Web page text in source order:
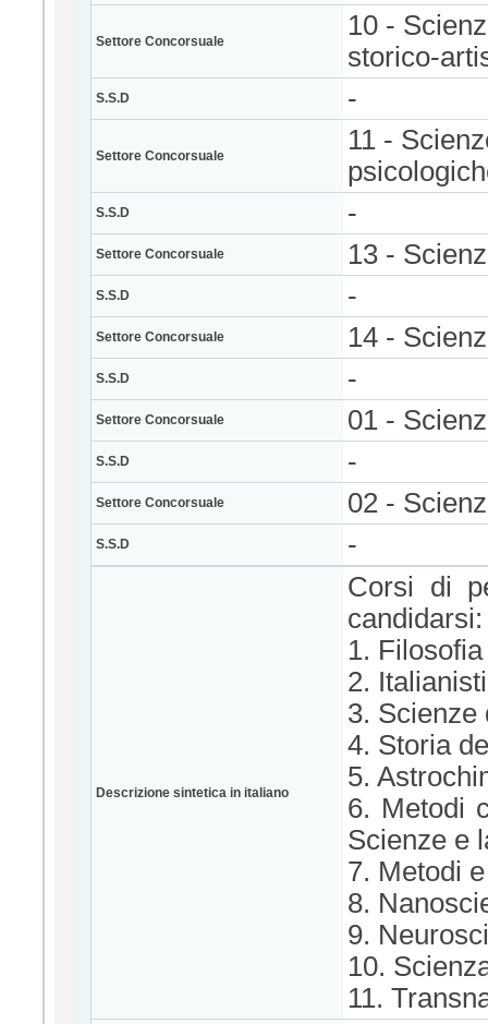
Settore Concorsuale
10 -
storico-
S.S.D -
Settore Concorsuale
11 -
S.S.D -
Settore Concorsuale 13 -
S.S.D -
Settore Concorsuale 14 -
S.S.D -
Settore Concorsuale 01 -
S.S.D -
Settore Concorsuale 02 -
S.S.D -
Descrizione sintetica in italiano
Corsi di
candidarsi:
1. Filosofia
2.
3. Scienze
4. Storia
5.
6. Metodi
Scienze e
7. Metodi
8.
9.
10.
11.